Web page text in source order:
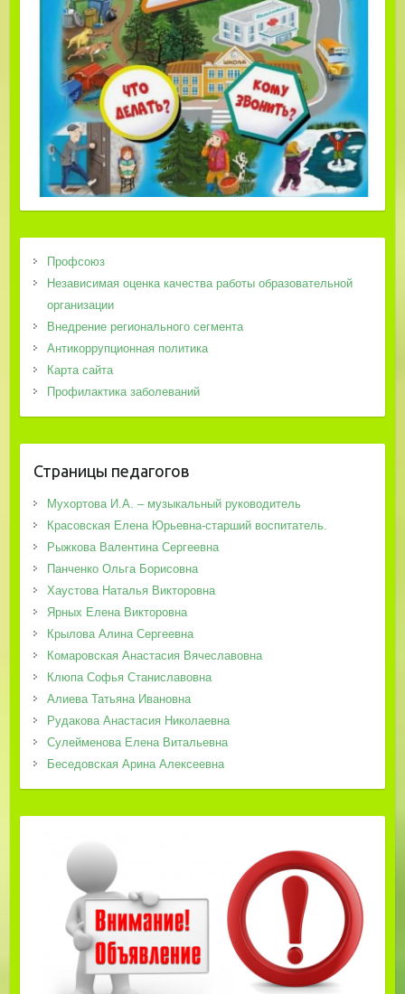
Профсоюз
Независимая оценка качества работы образовательной
организации
Внедрение регионального сегмента
Антикоррупционная политика
Карта сайта
Профилактика заболеваний
Страницы педагогов
Мухортова И.А. – музыкальный руководитель
Красовская Елена Юрьевна-старший воспитатель.
Рыжкова Валентина Сергеевна
Панченко Ольга Борисовна
Хаустова Наталья Викторовна
Ярных Елена Викторовна
Крылова Алина Сергеевна
Комаровская Анастасия Вячеславовна
Клюпа Софья Станиславовна
Алиева Татьяна Ивановна
Рудакова Анастасия Николаевна
Сулейменова Елена Витальевна
Беседовская Арина Алексеевна